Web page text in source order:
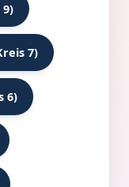
7)
6)